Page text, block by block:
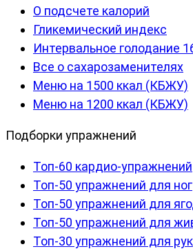
О подсчете калорий
Гликемический индекс
Интервальное голодание
Все о сахарозаменителях
Меню на 1500 ккал (КБЖУ)
Меню на 1200 ккал (КБЖУ)
Подборки упражнений
Топ-60 кардио-упражнений
Топ-50 упражнений для ног
Топ-50 упражнений для
Топ-50 упражнений для
Топ-30 упражнений для рук